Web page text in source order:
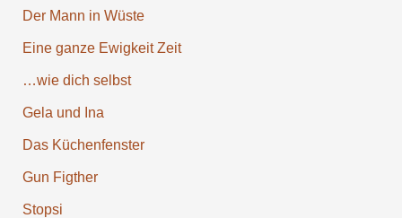
Der Mann in Wüste
Eine ganze Ewigkeit Zeit
…wie dich selbst
Gela und Ina
Das Küchen­fenster
Gun Figther
Stopsi